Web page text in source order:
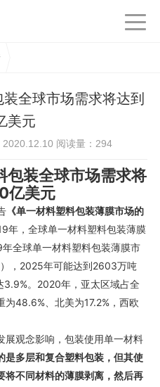
全球市场需求将达到
美元
阅读量： 294
装全球市场需求将
亿美元
《单一材料塑料包装薄膜市场的
年，全球单一材料塑料包装薄膜
年全球单一材料塑料包装薄膜市
，2025年可能达到2603万吨
。 2020年， 亚太区域占全
为48.6%、 北美为17.2%， 西欧
展观念影响，包装使用单一材料
是多层和复合塑料包装，但其使
将不同材料的薄膜剥离，然后再